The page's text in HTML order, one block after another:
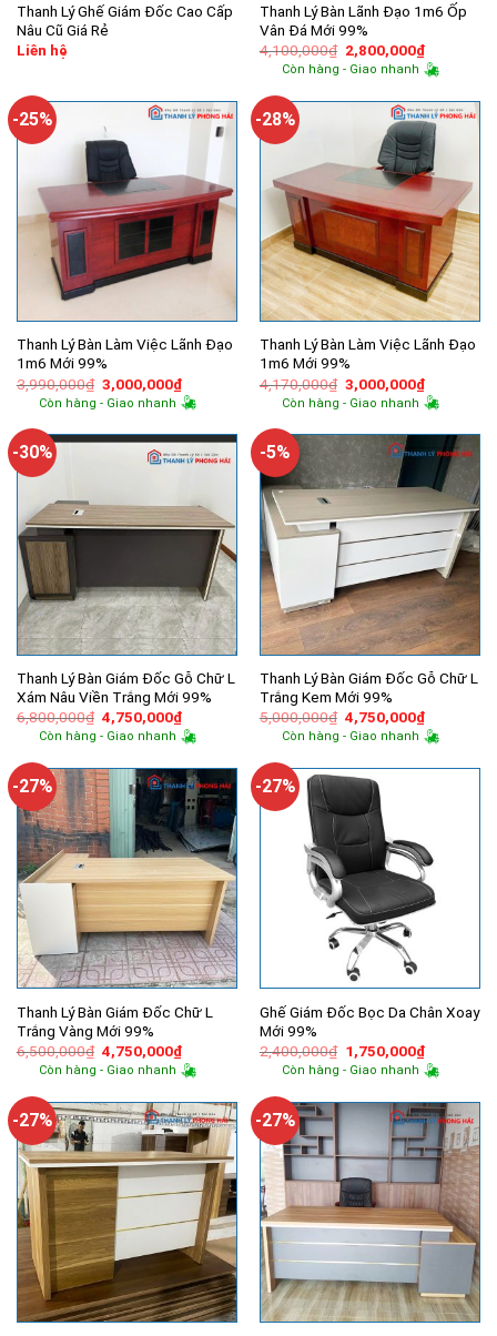
Thanh Lý Ghế Giám Đốc Cao Cấp
Nâu Cũ Giá Rẻ
Liên hệ
Thanh Lý Bàn Lãnh Đạo 1m6 Ốp
Vân Đá Mới 99%
4,100,000₫ Giá
gốc
là:
2,800,000₫Giá
hiện
tại
Còn hàng - Giao nhanh
-25%
Thanh Lý Bàn Làm Việc Lãnh Đạo
1m6 Mới 99%
3,990,000₫ Giá
gốc
là:
3,000,000₫Giá
hiện
tại
3,000,000₫.
Còn hàng - Giao nhanh
-28%
Thanh Lý Bàn Làm Việc Lãnh Đạo
1m6 Mới 99%
4,170,000₫ Giá
gốc
là:
3,000,000₫Giá
hiện
tại
Còn hàng - Giao nhanh
-30%
Thanh Lý Bàn Giám Đốc Gỗ Chữ L
Xám Nâu Viền Trắng Mới 99%
6,800,000₫ Giá
gốc
là:
4,750,000₫Giá
hiện
tại
4,750,000₫.
Còn hàng - Giao nhanh
-5%
Thanh Lý Bàn Giám Đốc Gỗ Chữ L
Trắng Kem Mới 99%
5,000,000₫ Giá
gốc
là:
4,750,000₫Giá
hiện
tại
Còn hàng - Giao nhanh
-27%
Thanh Lý Bàn Giám Đốc Chữ L
Trắng Vàng Mới 99%
6,500,000₫ Giá
gốc
là:
4,750,000₫Giá
hiện
tại
4,750,000₫.
Còn hàng - Giao nhanh
-27%
Ghế Giám Đốc Bọc Da Chân Xoay
Mới 99%
2,400,000₫ Giá
gốc
là:
1,750,000₫Giá
hiện
tại
Còn hàng - Giao nhanh
-27% -27%